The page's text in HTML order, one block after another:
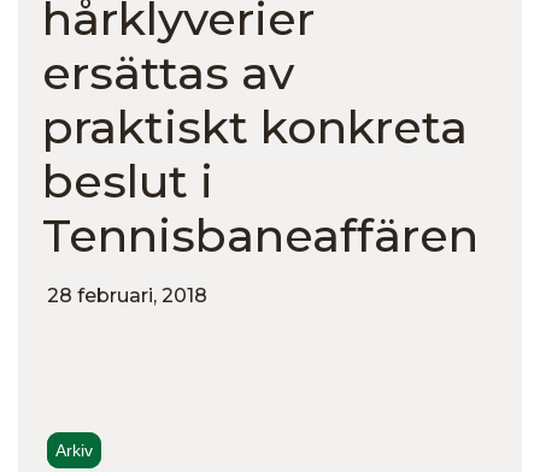
hårklyverier
ersättas av
praktiskt konkreta
beslut i
Tennisbaneaffären
28 februari, 2018
Arkiv